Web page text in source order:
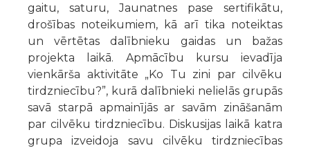
gaitu, saturu, Jaunatnes pase sertifikātu,
drošības noteikumiem, kā arī tika noteiktas
un vērtētas dalībnieku gaidas un bažas
projekta laikā. Apmācību kursu ievadīja
vienkārša aktivitāte „Ko Tu zini par cilvēku
tirdzniecību?”, kurā dalībnieki nelielās grupās
savā starpā apmainījās ar savām zināšanām
par cilvēku tirdzniecību. Diskusijas laikā katra
grupa izveidoja savu cilvēku tirdzniecības